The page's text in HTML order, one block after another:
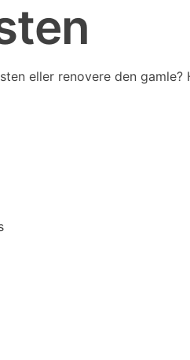
eller renovere den